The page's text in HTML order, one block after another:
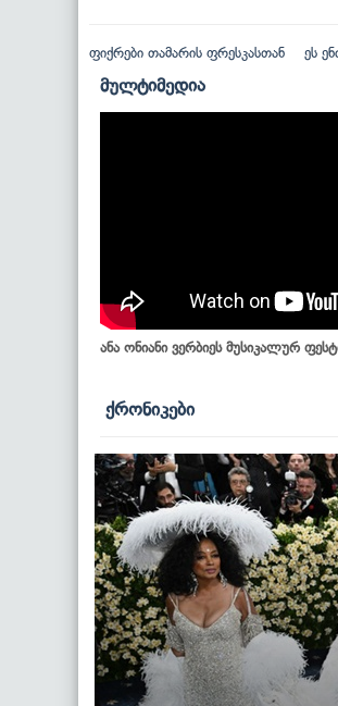
ფიქრები თამარის ფრესკასთან ეს
მულტიმედია
ანა ონიანი ვერბიეს მუსიკალურ
ქრონიკები